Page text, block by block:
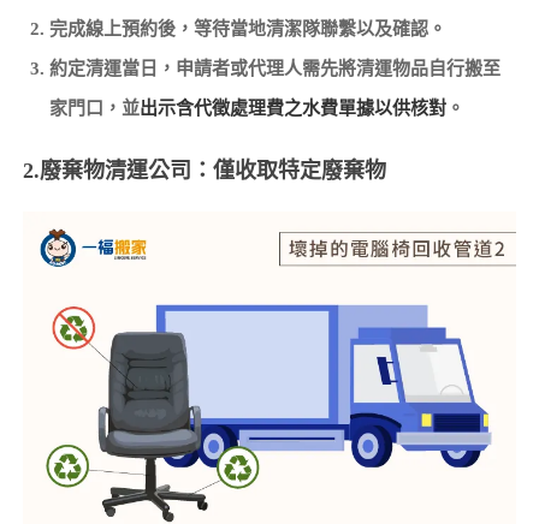
完成線上預約後，等待當地清潔隊聯繫以及確認。
約定清運當日，申請者或代理人需先將清運物品自行搬至
家門口，並出示含代徵處理費之水費單據以供核對。
2.廢棄物清運公司：僅收取特定廢棄物